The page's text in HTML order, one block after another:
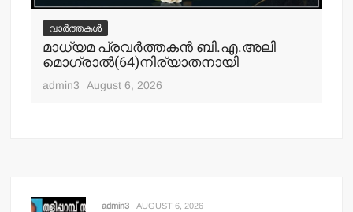
വാർത്തകൾ
മാധ്യമ പ്രവര്‍ത്തകന്‍ ബി.എ.അലി
മൊഗ്രാല്‍(64)നിര്യാതനായി
admin3 August 6, 2026
admin3 AUGUST 6, 2026